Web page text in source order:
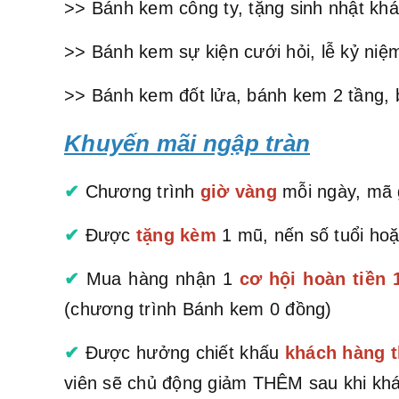
>> Bánh kem công ty, tặng sinh nhật
>> Bánh kem sự kiện cưới hỏi, lễ kỷ
>> Bánh kem đốt lửa, bánh kem 2 tầng,
Khuyến mãi ngập tràn
✔ Chương trình giờ vàng mỗi ngày, mã
✔ Được tặng kèm 1 mũ, nến số tuổi
✔ Mua hàng nhận 1 cơ hội hoàn tiền
(chương trình Bánh kem 0 đồng)
✔ Được hưởng chiết khấu khách hàng
viên sẽ chủ động giảm THÊM sau khi